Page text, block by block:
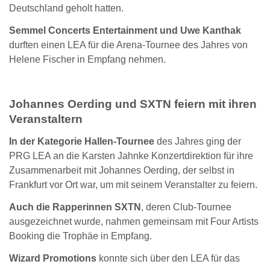
Deutschland geholt hatten.
Semmel Concerts Entertainment und Uwe Kanthak
durften einen LEA für die Arena-Tournee des Jahres von
Helene Fischer in Empfang nehmen.
Johannes Oerding und SXTN feiern mit ihren
Veranstaltern
In der Kategorie Hallen-Tournee des Jahres ging der
PRG LEA an die Karsten Jahnke Konzertdirektion für ihre
Zusammenarbeit mit Johannes Oerding, der selbst in
Frankfurt vor Ort war, um mit seinem Veranstalter zu feiern.
Auch die Rapperinnen SXTN , deren Club-Tournee
ausgezeichnet wurde, nahmen gemeinsam mit Four Artists
Booking die Trophäe in Empfang.
Wizard Promotions konnte sich über den LEA für das